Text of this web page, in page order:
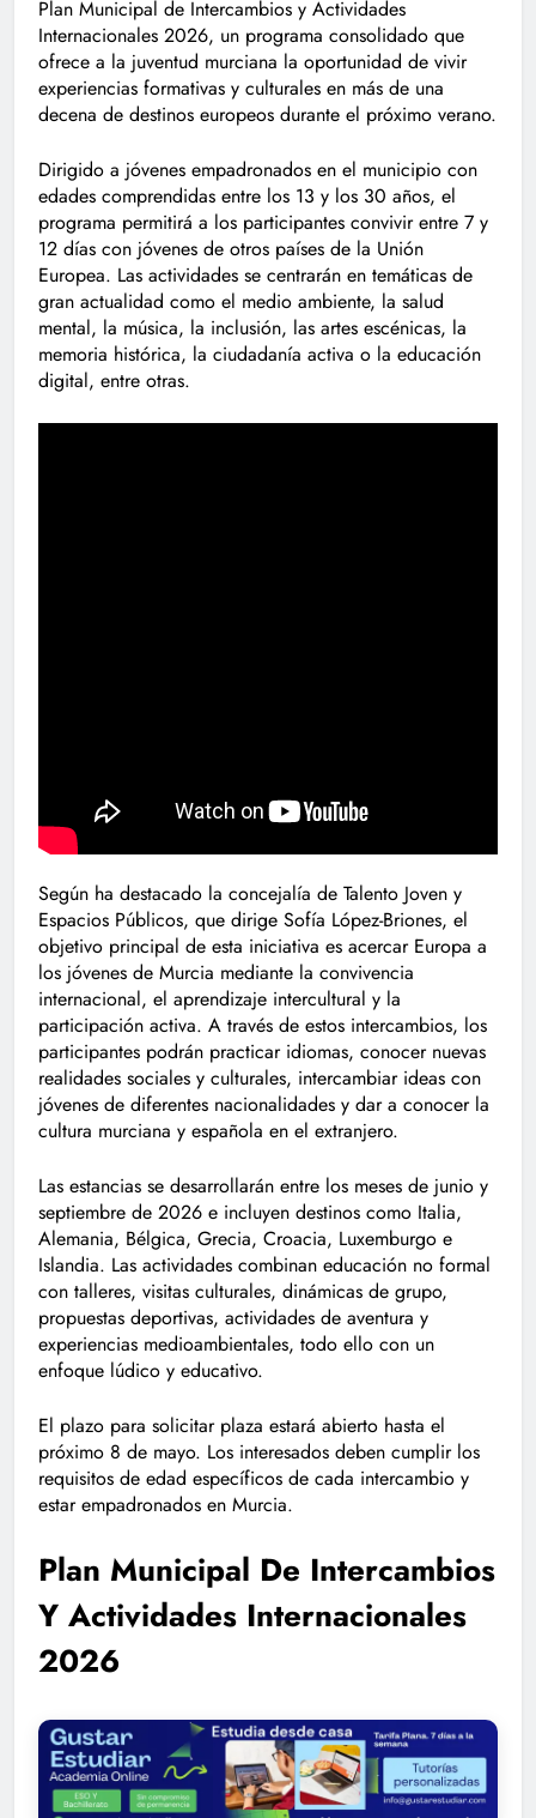
Plan Municipal de Intercambios y Actividades
Internacionales 2026, un programa consolidado que
ofrece a la juventud murciana la oportunidad de vivir
experiencias formativas y culturales en más de una
decena de destinos europeos durante el próximo verano.
Dirigido a jóvenes empadronados en el municipio con
edades comprendidas entre los 13 y los 30 años, el
programa permitirá a los participantes convivir entre 7 y
12 días con jóvenes de otros países de la Unión
Europea. Las actividades se centrarán en temáticas de
gran actualidad como el medio ambiente, la salud
mental, la música, la inclusión, las artes escénicas, la
memoria histórica, la ciudadanía activa o la educación
digital, entre otras.
Según ha destacado la concejalía de Talento Joven y
Espacios Públicos, que dirige Sofía López-Briones, el
objetivo principal de esta iniciativa es acercar Europa a
los jóvenes de Murcia mediante la convivencia
internacional, el aprendizaje intercultural y la
participación activa. A través de estos intercambios, los
participantes podrán practicar idiomas, conocer nuevas
realidades sociales y culturales, intercambiar ideas con
jóvenes de diferentes nacionalidades y dar a conocer la
cultura murciana y española en el extranjero.
Las estancias se desarrollarán entre los meses de junio y
septiembre de 2026 e incluyen destinos como Italia,
Alemania, Bélgica, Grecia, Croacia, Luxemburgo e
Islandia. Las actividades combinan educación no formal
con talleres, visitas culturales, dinámicas de grupo,
propuestas deportivas, actividades de aventura y
experiencias medioambientales, todo ello con un
enfoque lúdico y educativo.
El plazo para solicitar plaza estará abierto hasta el
próximo 8 de mayo. Los interesados deben cumplir los
requisitos de edad específicos de cada intercambio y
estar empadronados en Murcia.
Plan Municipal De Intercambios
Y Actividades Internacionales
2026